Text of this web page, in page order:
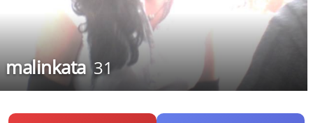
malinkata 31